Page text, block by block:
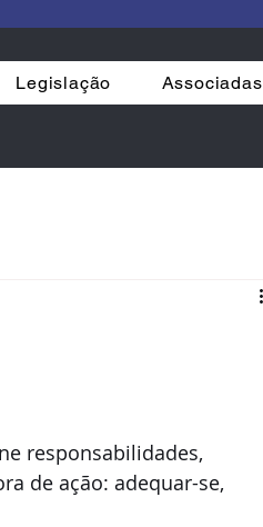
Legislação Associadas
responsabilidades,
de ação: adequar-se,